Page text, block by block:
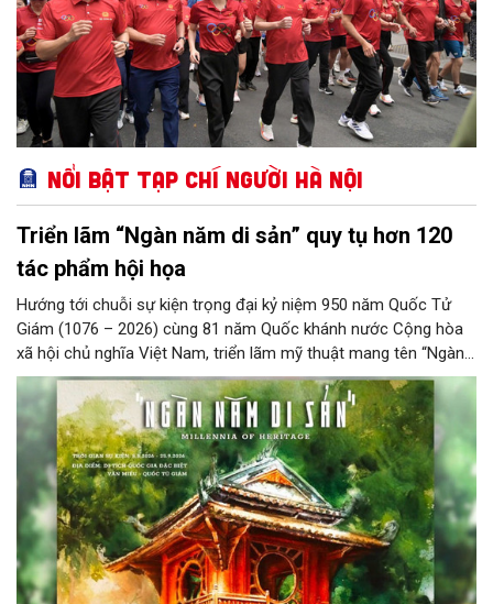
Nổi bật Tạp chí Người Hà Nội
Triển lãm “Ngàn năm di sản” quy tụ hơn 120
tác phẩm hội họa
Hướng tới chuỗi sự kiện trọng đại kỷ niệm 950 năm Quốc Tử
Giám (1076 – 2026) cùng 81 năm Quốc khánh nước Cộng hòa
xã hội chủ nghĩa Việt Nam, triển lãm mỹ thuật mang tên “Ngàn
năm di sản” sẽ chính thức khai mạc vào ngày 8/8 tại Nhà Thái
Học, Di tích Quốc gia đặc biệt Văn Miếu – Quốc Tử Giám. Sự
kiện kéo dài đến ngày 25/9/2026 hứa hẹn trở thành điểm đến
văn hóa đầy sức hút, góp phần làm phong phú đời sống nghệ
thuật của Thủ đô trong mùa thu này.